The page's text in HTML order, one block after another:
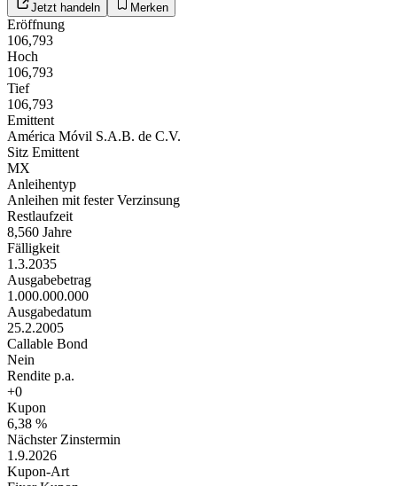
Jetzt handeln Merken
Eröffnung
106,793
Hoch
106,793
Tief
106,793
Emittent
América Móvil S.A.B. de C.V.
Sitz Emittent
MX
Anleihentyp
Anleihen mit fester Verzinsung
Restlaufzeit
8,560 Jahre
Fälligkeit
1.3.2035
Ausgabebetrag
1.000.000.000
Ausgabedatum
25.2.2005
Callable Bond
Nein
Rendite p.a.
+0
Kupon
6,38 %
Nächster Zinstermin
1.9.2026
Kupon-Art